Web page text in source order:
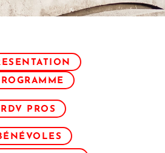
RDV PROS